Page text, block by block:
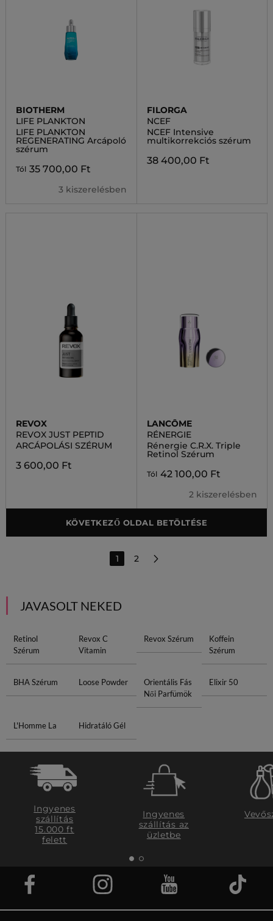
BIOTHERM
LIFE PLANKTON
LIFE PLANKTON
REGENERATING Arcápoló
szérum
Tól 35 700,00 Ft
3 kiszerelésben
FILORGA
NCEF
NCEF Intensive
multikorrekciós szérum
38 400,00 Ft
REVOX
REVOX JUST PEPTID
ARCÁPOLÁSI SZÉRUM
3 600,00 Ft
LANCÔME
RÉNERGIE
Rénergie C.R.X. Triple
Retinol Szérum
Tól 42 100,00 Ft
2 kiszerelésben
KÖVETKEZŐ OLDAL BETÖLTÉSE
1 2
JAVASOLT NEKED
Retinol
Szérum
Revox C
Vitamin
Revox Szérum
Koffein
Szérum
BHA Szérum Loose Powder
Orientális Fás
Női Parfümök
Elixir 50
L'Homme La Hidratáló Gél
Ingyenes
szállítás
15.000 ft
felett
Ingyenes
szállítás az
üzletbe